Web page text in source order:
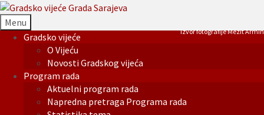
Menu
Gradsko vijeće
O Vijeću
Novosti Gradskog vijeća
Program rada
Aktuelni program rada
Napredna pretraga Programa rada
Izvor fotografije Mezit Armin